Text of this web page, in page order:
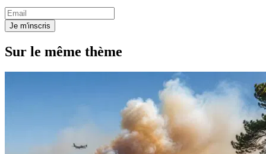
Je m'inscris
Sur le même thème